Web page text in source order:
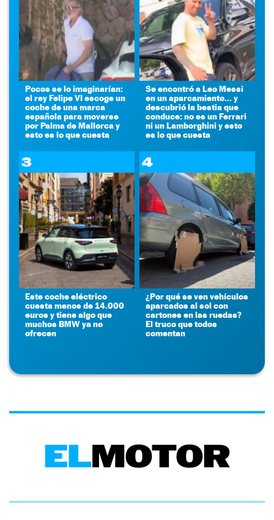
Pocos se lo imaginarían:
el rey Felipe VI escoge un
coche de una marca
española para moverse
por Palma de Mallorca y
esto es lo que cuesta
Se encontró a Leo Messi
en un aparcamiento... y
descubrió la bestia que
conduce: no es un Ferrari
ni un Lamborghini y esto
es lo que cuesta
3
Este coche eléctrico
cuesta menos de 14.000
euros y tiene algo que
muchos BMW ya no
ofrecen
4
¿Por qué se ven vehículos
aparcados al sol con
cartones en las ruedas?
El truco que todos
comentan